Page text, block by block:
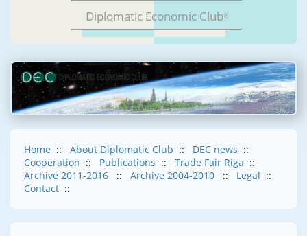
Diplomatic Economic Club®
Home :: About Diplomatic Club :: DEC news ::
Cooperation :: Publications :: Trade Fair Riga ::
Archive 2011-2016
:: Archive 2004-2010 :: Legal ::
Contact ::